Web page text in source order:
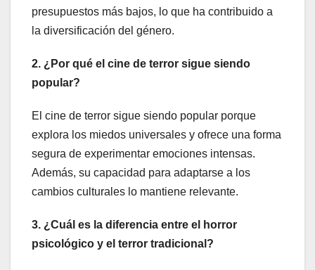
presupuestos más bajos, lo que ha contribuido a
la diversificación del género.
2. ¿Por qué el cine de terror sigue siendo
popular?
El cine de terror sigue siendo popular porque
explora los miedos universales y ofrece una forma
segura de experimentar emociones intensas.
Además, su capacidad para adaptarse a los
cambios culturales lo mantiene relevante.
3. ¿Cuál es la diferencia entre el horror
psicológico y el terror tradicional?